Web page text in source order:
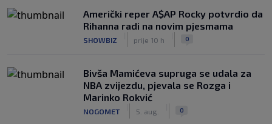
Američki reper A$AP Rocky potvrdio da
Rihanna radi na novim pjesmama
SHOWBIZ prije 10 h 0
Bivša Mamićeva supruga se udala za
NBA zvijezdu, pjevala se Rozga i
Marinko Rokvić
NOGOMET 5. aug. 0